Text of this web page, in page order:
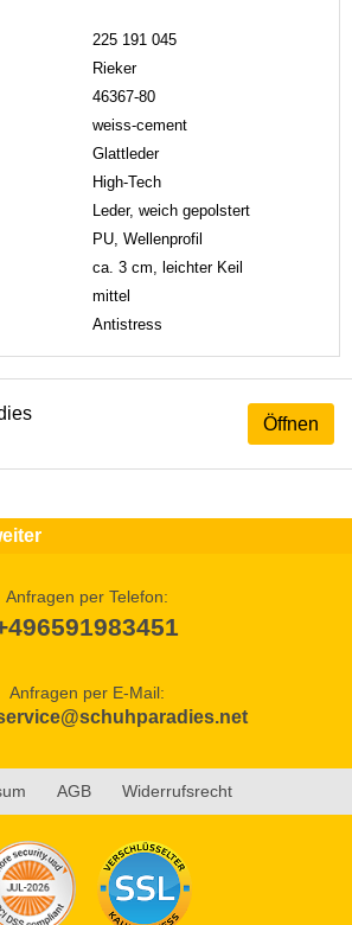
225 191 045
Rieker
46367-80
weiss-cement
Glattleder
High-Tech
Leder, weich gepolstert
PU, Wellenprofil
ca. 3 cm, leichter Keil
mittel
Antistress
Öffnen
Anfragen per Telefon:
Anfragen per E-Mail:
AGB Widerrufsrecht